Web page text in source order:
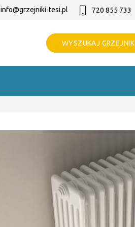
info@grzejniki-tesi.pl 720 855 733
WYSZUKAJ GRZEJNIK